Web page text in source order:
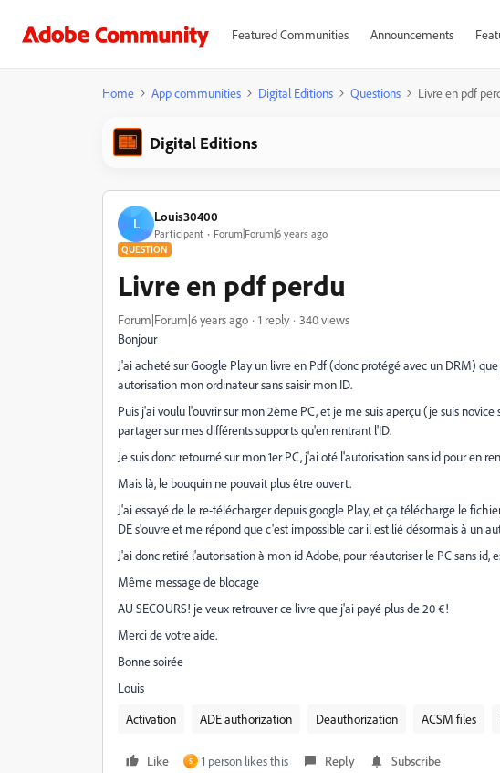
Featured Communities Announcements
Home App communities Digital Editions Questions Livre en pdf
Digital Editions
L Louis30400
Participant Forum|Forum|6 years ago
QUESTION
Livre en pdf perdu
Forum|Forum|6 years ago 1 reply
340 views
Bonjour
J'ai acheté sur Google Play un livre en Pdf (donc protégé avec un DRM)
autorisation mon ordinateur sans saisir mon ID.
Puis j'ai voulu l'ouvrir sur mon 2ème PC, et je me suis aperçu (je suis
partager sur mes différents supports qu'en rentrant l'ID.
Je suis donc retourné sur mon 1er PC, j'ai oté l'autorisation sans id pour en
Mais là, le bouquin ne pouvait plus être ouvert.
J'ai essayé de le re-télécharger depuis google Play, et ça télécharge le
DE s'ouvre et me répond que c'est impossible car il est lié désormais à un
J'ai donc retiré l'autorisation à mon id Adobe, pour réautoriser le PC sans id,
Même message de blocage
AU SECOURS! je veux retrouver ce livre que j'ai payé plus de 20 €!
Merci de votre aide.
Bonne soirée
Louis
Activation
ADE authorization Deauthorization ACSM files
Like S 1 person likes this Reply Subscribe